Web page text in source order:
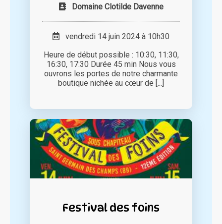
Domaine Clotilde Davenne
vendredi 14 juin 2024 à 10h30
Heure de début possible : 10:30, 11:30,
16:30, 17:30 Durée 45 min Nous vous
ouvrons les portes de notre charmante
boutique nichée au cœur de [...]
Festival des foins